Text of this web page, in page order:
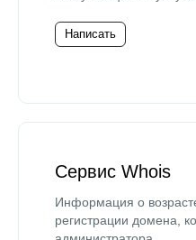
Написать
Сервис Whois
Информация о
регистрации домена,